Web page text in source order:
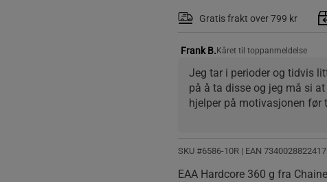
Gratis frakt over 799 kr
Frank B. Kåret til toppanmeldelse
Jeg tar i perioder og tidvis
på å ta disse og jeg må si
hjelper på motivasjonen før
SKU #6586-10R | EAN 7340028822417
EAA Hardcore 360 g fra